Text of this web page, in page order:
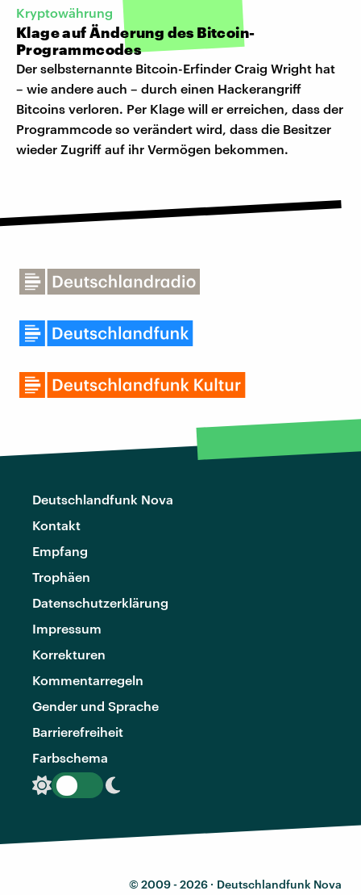
Kryptowährung
Klage auf Änderung des Bitcoin-
Programmcodes
Der selbsternannte Bitcoin-Erfinder Craig Wright hat
– wie andere auch – durch einen Hackerangriff
Bitcoins verloren. Per Klage will er erreichen, dass der
Programmcode so verändert wird, dass die Besitzer
wieder Zugriff auf ihr Vermögen bekommen.
Deutschlandfunk Nova
Kontakt
Empfang
Trophäen
Datenschutzerklärung
Impressum
Korrekturen
Kommentarregeln
Gender und Sprache
Barrierefreiheit
Farbschema
© 2009 - 2026 · Deutschlandfunk Nova